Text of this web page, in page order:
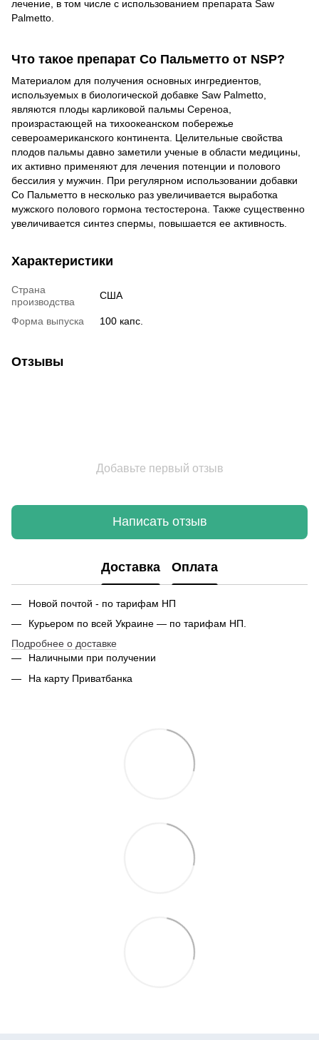
лечение, в том числе с использованием препарата Saw
Palmetto.
Что такое препарат Со Пальметто от NSP?
Материалом для получения основных ингредиентов,
используемых в биологической добавке Saw Palmetto,
являются плоды карликовой пальмы Сереноа,
произрастающей на тихоокеанском побережье
североамериканского континента. Целительные свойства
плодов пальмы давно заметили ученые в области медицины,
их активно применяют для лечения потенции и полового
бессилия у мужчин. При регулярном использовании добавки
Со Пальметто в несколько раз увеличивается выработка
мужского полового гормона тестостерона. Также существенно
увеличивается синтез спермы, повышается ее активность.
Характеристики
Страна
производства
США
Форма выпуска 100 капс.
Отзывы
Добавьте первый отзыв
Написать отзыв
Доставка Оплата
Новой почтой - по тарифам НП
Курьером по всей Украине — по тарифам НП.
Подробнее о доставке
Наличными при получении
На карту Приватбанка